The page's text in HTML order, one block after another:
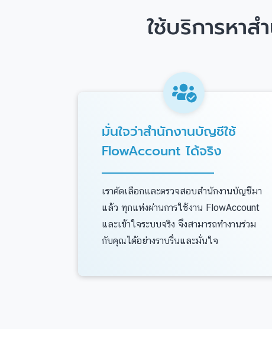
ใช้บริการหา
มั่นใจว่าสำนักงานบัญชีใช้
FlowAccount ได้จริง
เราคัดเลือกและตรวจสอบสำนักงานบัญชีมา
แล้ว ทุกแห่งผ่านการใช้งาน FlowAccount
และเข้าใจระบบจริง จึงสามารถทำงานร่วม
กับคุณได้อย่างราบรื่นและมั่นใจ